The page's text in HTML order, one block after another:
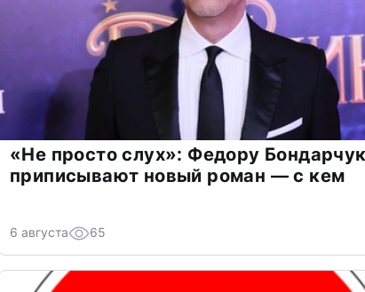
«Не просто слух»: Федору
приписывают новый роман — с кем
6 августа 65